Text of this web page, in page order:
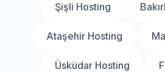
Şişli Hosting
Ataşehir Hosting
Üsküdar Hosting